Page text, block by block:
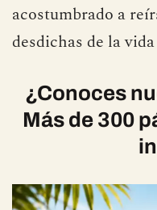
acostumbrado a
desdichas de la
¿Conoces
Más de 300